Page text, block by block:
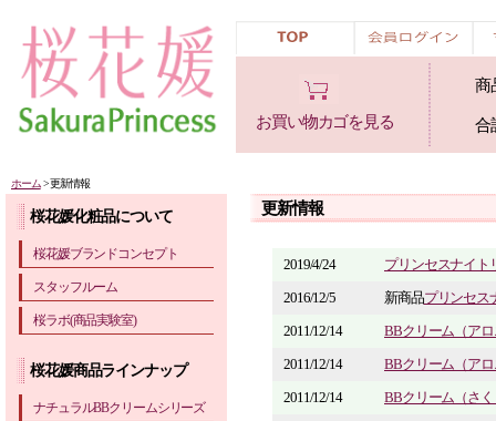
お買い物カゴを見る
商
合
ホーム> 更新情報
桜花媛化粧品について
桜花媛ブランドコンセプト
スタッフルーム
桜ラボ(商品実験室)
桜花媛商品ラインナップ
ナチュラルBBクリームシリーズ
更新情報
2019/4/24
プリンセスナイト
2016/12/5
新商品プリンセス
2011/12/14
BBクリーム（ア
2011/12/14
BBクリーム（ア
2011/12/14
BBクリーム（さ